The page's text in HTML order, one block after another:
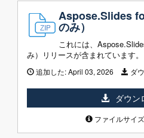
Aspose.Slides
のみ）
これには、
み）リリースが含まれています。
追加した:April 03, 2026 ダ
ダウン
ファイルサイ